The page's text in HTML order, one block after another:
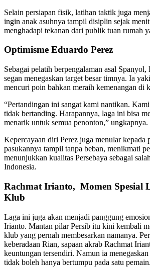
Selain persiapan fisik, latihan taktik juga
ingin anak asuhnya tampil disiplin sejak
menghadapi tekanan dari publik tuan rumah
Optimisme Eduardo Perez
Sebagai pelatih berpengalaman asal Spanyol,
segan menegaskan target besar timnya. Ia
mencuri poin bahkan meraih kemenangan di
“Pertandingan ini sangat kami nantikan.
tidak bertanding. Harapannya, laga ini bisa
menarik untuk semua penonton,” ungkapnya.
Kepercayaan diri Perez juga menular kepada
pasukannya tampil tanpa beban, menikmati
menunjukkan kualitas Persebaya sebagai
Indonesia.
Rachmat Irianto, Momen Spesial
Klub
Laga ini juga akan menjadi panggung
Irianto. Mantan pilar Persib itu kini kembali
klub yang pernah membesarkan namanya.
keberadaan Rian, sapaan akrab Rachmat
keuntungan tersendiri. Namun ia
tidak boleh hanya bertumpu pada satu pemain.